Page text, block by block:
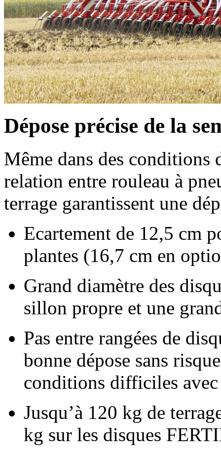
Dépose précise de la
Même dans des conditions
relation entre rouleau à
terrage garantissent une
Ecartement de 12,5 cm
plantes (16,7 cm en
Grand diamètre des
sillon propre et une
Pas entre rangées de
bonne dépose sans
conditions difficiles avec
Jusqu’à 120 kg de
kg sur les disques